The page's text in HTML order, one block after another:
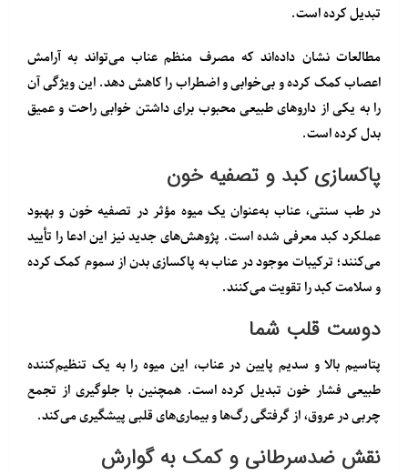
تبدیل کرده است.
مطالعات نشان داده‌اند که مصرف منظم عناب می‌تواند به آرامش
اعصاب کمک کرده و بی‌خوابی و اضطراب را کاهش دهد. این ویژگی آن
را به یکی از داروهای طبیعی محبوب برای داشتن خوابی راحت و عمیق
بدل کرده است.
پاکسازی کبد و تصفیه خون
در طب سنتی، عناب به‌عنوان یک میوه مؤثر در تصفیه خون و بهبود
عملکرد کبد معرفی شده است. پژوهش‌های جدید نیز این ادعا را تأیید
می‌کنند؛ ترکیبات موجود در عناب به پاکسازی بدن از سموم کمک کرده
و سلامت کبد را تقویت می‌کنند.
دوست قلب شما
پتاسیم بالا و سدیم پایین در عناب، این میوه را به یک تنظیم‌کننده
طبیعی فشار خون تبدیل کرده است. همچنین با جلوگیری از تجمع
چربی در عروق، از گرفتگی رگ‌ها و بیماری‌های قلبی پیشگیری می‌کند.
نقش ضدسرطانی و کمک به گوارش